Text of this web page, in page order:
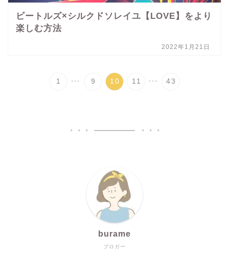
ビートルズ×シルクドソレイユ【LOVE】をより
楽しむ方法
2022年1月21日
1 ... 9 10 11 ... 43
ブロガー
burame